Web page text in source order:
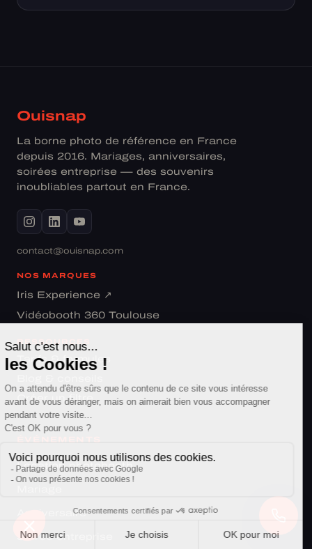
Ouisnap
La borne photo de référence en France
depuis 2016. Mariages, anniversaires,
soirées entreprise — des souvenirs
inoubliables partout en France.
contact@ouisnap.com
NOS MARQUES
Iris Experience ↗
Vidéobooth 360 Toulouse
RESSOURCES
Tarifs & formules
Créer un filtre
ÉVÉNEMENTS
Location photobooth
Anniversaire
Soirée entreprise